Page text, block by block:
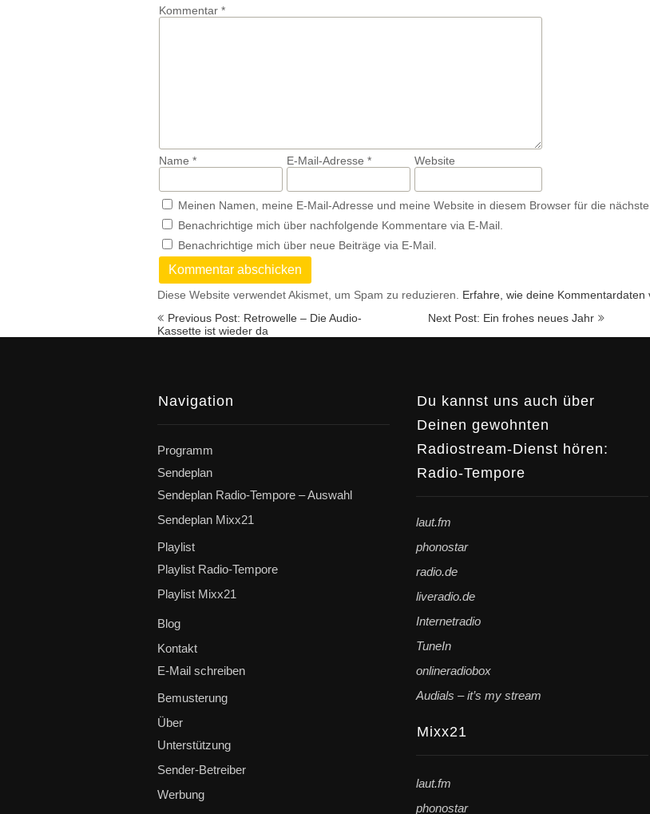
Kommentar *
Name * E-Mail-Adresse * Website
Meinen Namen, meine E-Mail-Adresse und meine Website in diesem Browser für die
Benachrichtige mich über nachfolgende Kommentare via E-Mail.
Benachrichtige mich über neue Beiträge via E-Mail.
Diese Website verwendet Akismet, um Spam zu reduzieren. Erfahre, wie deine Kommentardaten
Beitragsnavigation
Previous Post: Retrowelle – Die Audio-
Kassette ist wieder da
Next Post: Ein frohes neues Jahr
Navigation
Programm
Sendeplan
Sendeplan Radio-Tempore – Auswahl
Sendeplan Mixx21
Playlist
Playlist Radio-Tempore
Playlist Mixx21
Blog
Kontakt
E-Mail schreiben
Bemusterung
Über
Unterstützung
Sender-Betreiber
Werbung
Du kannst uns auch über
Deinen gewohnten
Radiostream-Dienst hören:
Radio-Tempore
laut.fm
phonostar
radio.de
liveradio.de
Internetradio
TuneIn
onlineradiobox
Audials – it’s my stream
Mixx21
laut.fm
phonostar